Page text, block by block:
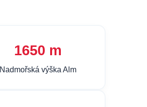
1650 m
Nadmořská výška Alm